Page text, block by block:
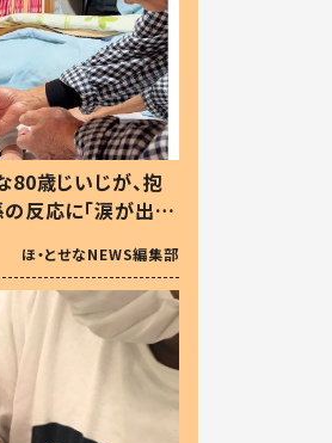
80歳じいじが、抱
反応に「涙が出ま
ない」
ほ・とせなNEWS編集部